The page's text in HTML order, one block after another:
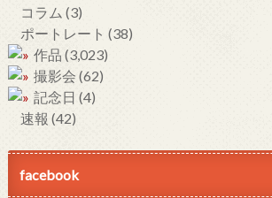
コラム (3)
ポートレート (38)
作品 (3,023)
撮影会 (62)
記念日 (4)
速報 (42)
facebook